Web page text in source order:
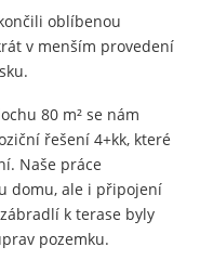
oblíbenou
v menším provedení
80 m² se nám
řešení 4+kk, které
Naše práce
domu, ale i připojení
k terase byly
pozemku.